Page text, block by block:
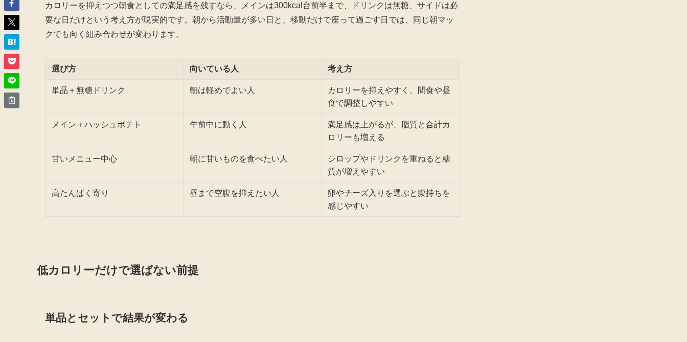
カロリーを抑えつつ朝食としての満足感を残すなら、メインは300kcal台前半まで、ドリンクは無糖、サイドは必
要な日だけという考え方が現実的です。朝から活動量が多い日と、移動だけで座って過ごす日では、同じ朝マッ
クでも向く組み合わせが変わります。
選び方 向いている人 考え方
単品＋無糖ドリンク 朝は軽めでよい人
カロリーを抑えやすく、間食や昼
食で調整しやすい
メイン＋ハッシュポテト 午前中に動く人
満足感は上がるが、脂質と合計カ
ロリーも増える
甘いメニュー中心 朝に甘いものを食べたい人
シロップやドリンクを重ねると糖
質が増えやすい
高たんぱく寄り 昼まで空腹を抑えたい人
卵やチーズ入りを選ぶと腹持ちを
感じやすい
低カロリーだけで選ばない前提
単品とセットで結果が変わる